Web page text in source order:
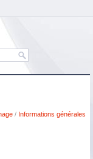
/ Informations générales